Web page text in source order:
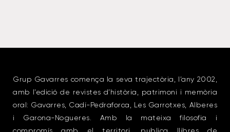
Grup Gavarres comença la seva trajectòria, l’any 2002,
amb l’edició de revistes d’història, patrimoni i memòria
oral: Gavarres, Cadí-Pedraforca, Les Garrotxes, Alberes
i Garona-Nogueres. Amb la mateixa filosofia i